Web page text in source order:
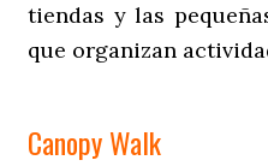
tiendas y las
que organizan
Canopy Walk